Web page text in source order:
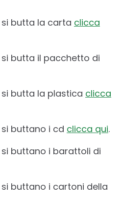
si butta la carta clicca
butta il pacchetto di
butta la plastica clicca
buttano i cd clicca qui.
buttano i barattoli di
buttano i cartoni della